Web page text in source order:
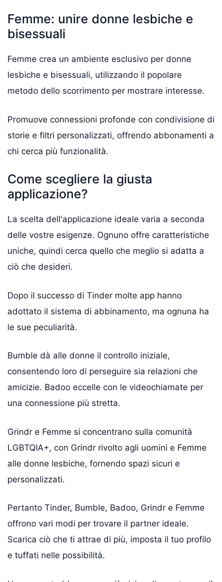
Femme: unire donne lesbiche e
bisessuali
Femme crea un ambiente esclusivo per donne
lesbiche e bisessuali, utilizzando il popolare
metodo dello scorrimento per mostrare interesse.
Promuove connessioni profonde con condivisione di
storie e filtri personalizzati, offrendo abbonamenti a
chi cerca più funzionalità.
Come scegliere la giusta
applicazione?
La scelta dell'applicazione ideale varia a seconda
delle vostre esigenze. Ognuno offre caratteristiche
uniche, quindi cerca quello che meglio si adatta a
ciò che desideri.
Dopo il successo di Tinder molte app hanno
adottato il sistema di abbinamento, ma ognuna ha
le sue peculiarità.
Bumble dà alle donne il controllo iniziale,
consentendo loro di perseguire sia relazioni che
amicizie. Badoo eccelle con le videochiamate per
una connessione più stretta.
Grindr e Femme si concentrano sulla comunità
LGBTQIA+, con Grindr rivolto agli uomini e Femme
alle donne lesbiche, fornendo spazi sicuri e
personalizzati.
Pertanto Tinder, Bumble, Badoo, Grindr e Femme
offrono vari modi per trovare il partner ideale.
Scarica ciò che ti attrae di più, imposta il tuo profilo
e tuffati nelle possibilità.